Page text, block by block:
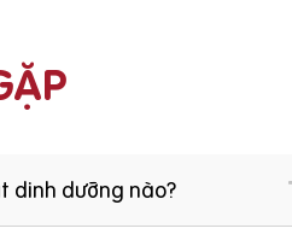
dinh dưỡng nào?